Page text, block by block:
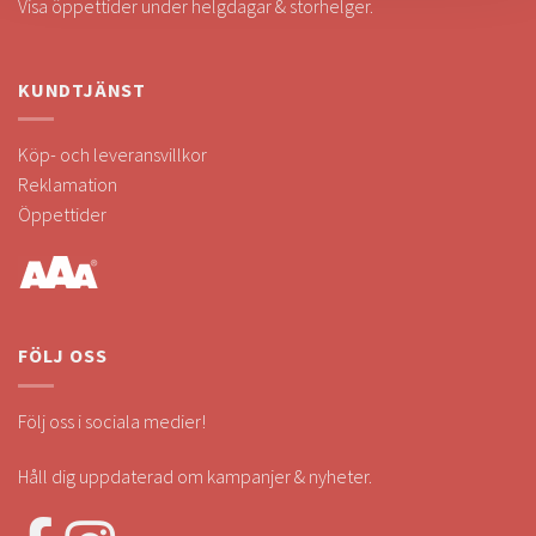
Visa öppettider under helgdagar & storhelger.
KUNDTJÄNST
Köp- och leveransvillkor
Reklamation
Öppettider
FÖLJ OSS
Följ oss i sociala medier!
Håll dig uppdaterad om kampanjer & nyheter.